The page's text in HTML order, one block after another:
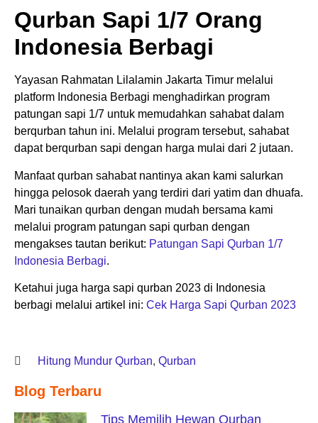
Qurban Sapi 1/7 Orang
Indonesia Berbagi
Yayasan Rahmatan Lilalamin Jakarta Timur melalui
platform Indonesia Berbagi menghadirkan program
patungan sapi 1/7 untuk memudahkan sahabat dalam
berqurban tahun ini. Melalui program tersebut, sahabat
dapat berqurban sapi dengan harga mulai dari 2 jutaan.
Manfaat qurban sahabat nantinya akan kami salurkan
hingga pelosok daerah yang terdiri dari yatim dan dhuafa.
Mari tunaikan qurban dengan mudah bersama kami
melalui program patungan sapi qurban dengan
mengakses tautan berikut: Patungan Sapi Qurban 1/7
Indonesia Berbagi.
Ketahui juga harga sapi qurban 2023 di Indonesia
berbagi melalui artikel ini: Cek Harga Sapi Qurban 2023
Hitung Mundur Qurban, Qurban
Blog Terbaru
Tips Memilih Hewan Qurban